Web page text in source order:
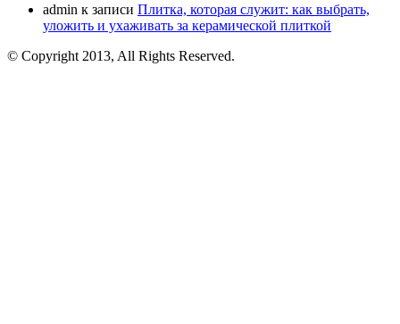
admin к записи Плитка, которая служит: как выбрать,
уложить и ухаживать за керамической плиткой
© Copyright 2013, All Rights Reserved.